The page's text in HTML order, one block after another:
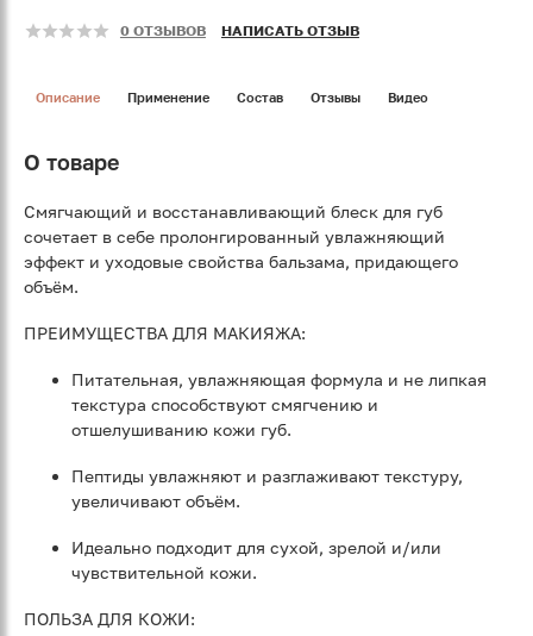
0 ОТЗЫВОВ НАПИСАТЬ ОТЗЫВ
Описание Применение Состав Отзывы Видео
О товаре
Смягчающий и восстанавливающий блеск для губ
сочетает в себе пролонгированный увлажняющий
эффект и уходовые свойства бальзама, придающего
объём.
ПРЕИМУЩЕСТВА ДЛЯ МАКИЯЖА:
Питательная, увлажняющая формула и не липкая
текстура способствуют смягчению и
отшелушиванию кожи губ.
Пептиды увлажняют и разглаживают текстуру,
увеличивают объём.
Идеально подходит для сухой, зрелой и/или
чувствительной кожи.
ПОЛЬЗА ДЛЯ КОЖИ: